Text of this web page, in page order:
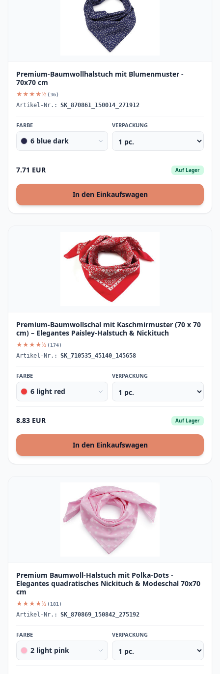
Premium-Baumwollhalstuch mit Blumenmuster -
70x70 cm
★★★★½ (36)
Artikel-Nr.: SK_870861_150014_271912
FARBE
6 blue dark
VERPACKUNG
7.71 EUR Auf Lager
In den Einkaufswagen
Premium-Baumwollschal mit Kaschmirmuster (70 x 70
cm) – Elegantes Paisley-Halstuch & Nickituch
★★★★½ (174)
Artikel-Nr.: SK_710535_45140_145658
FARBE
6 light red
VERPACKUNG
8.83 EUR Auf Lager
In den Einkaufswagen
Premium Baumwoll-Halstuch mit Polka-Dots -
Elegantes quadratisches Nickituch & Modeschal 70x70
cm
★★★★½ (181)
Artikel-Nr.: SK_870869_150842_275192
FARBE
2 light pink
VERPACKUNG